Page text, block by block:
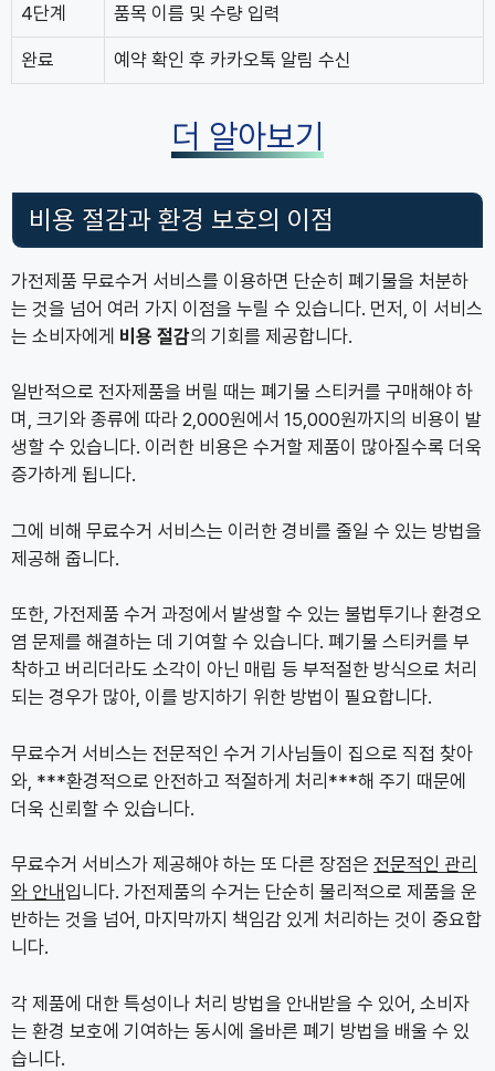
4단계 품목 이름 및 수량 입력
완료 예약 확인 후 카카오톡 알림 수신
더 알아보기
비용 절감과 환경 보호의 이점
가전제품 무료수거 서비스를 이용하면 단순히 폐기물을 처분하
는 것을 넘어 여러 가지 이점을 누릴 수 있습니다. 먼저, 이 서비스
는 소비자에게 비용 절감의 기회를 제공합니다.
일반적으로 전자제품을 버릴 때는 폐기물 스티커를 구매해야 하
며, 크기와 종류에 따라 2,000원에서 15,000원까지의 비용이 발
생할 수 있습니다. 이러한 비용은 수거할 제품이 많아질수록 더욱
증가하게 됩니다.
그에 비해 무료수거 서비스는 이러한 경비를 줄일 수 있는 방법을
제공해 줍니다.
또한, 가전제품 수거 과정에서 발생할 수 있는 불법투기나 환경오
염 문제를 해결하는 데 기여할 수 있습니다. 폐기물 스티커를 부
착하고 버리더라도 소각이 아닌 매립 등 부적절한 방식으로 처리
되는 경우가 많아, 이를 방지하기 위한 방법이 필요합니다.
무료수거 서비스는 전문적인 수거 기사님들이 집으로 직접 찾아
와, ***환경적으로 안전하고 적절하게 처리***해 주기 때문에
더욱 신뢰할 수 있습니다.
무료수거 서비스가 제공해야 하는 또 다른 장점은 전문적인 관리
와 안내 입니다. 가전제품의 수거는 단순히 물리적으로 제품을 운
반하는 것을 넘어, 마지막까지 책임감 있게 처리하는 것이 중요합
니다.
각 제품에 대한 특성이나 처리 방법을 안내받을 수 있어, 소비자
는 환경 보호에 기여하는 동시에 올바른 폐기 방법을 배울 수 있
습니다.